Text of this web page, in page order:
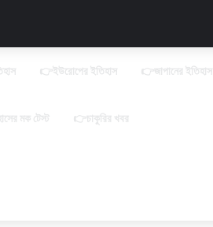
👉ইউরোপের ইতিহাস 👉জাপানের ইতিহাস
মক টেস্ট 👉চাকুরির খবর